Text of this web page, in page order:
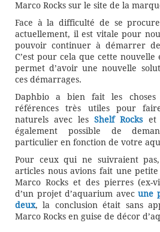
Marco Rocks sur le site de la
Face à la difficulté de se
actuellement, il est vitale pour
pouvoir continuer à démarrer
C’est pour cela que cette
permet d’avoir une nouvelle
ces démarrages.
Daphbio a bien fait les
références très utiles pour
naturels avec lesShelf Rockset
également possible de
particulier en fonction de votre
Pour ceux qui ne suivraient
articles nous avions fait une
Marco Rocks et des pierres (ex-
d’un projet d’aquarium avecune
deux, la conclusion était sans
Marco Rocks en guise de décor